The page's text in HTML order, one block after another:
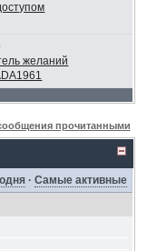
желаний
прочитанными
·Самые активные